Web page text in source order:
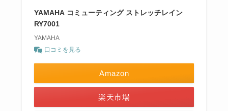
YAMAHA コミューティング ストレッチレイン
RY7001
YAMAHA
口コミを見る
Amazon
楽天市場